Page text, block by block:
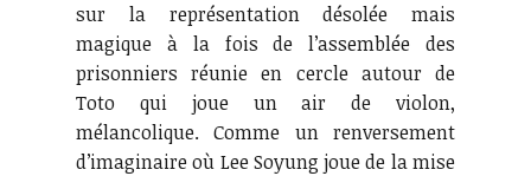
sur la représentation désolée mais
magique à la fois de l’assemblée des
prisonniers réunie en cercle autour de
Toto qui joue un air de violon,
mélancolique. Comme un renversement
d’imaginaire où Lee Soyung joue de la mise